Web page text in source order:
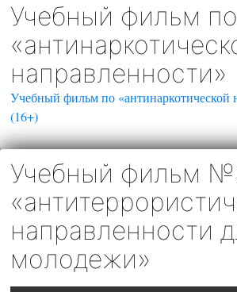
Учебный фильм по
направленности»
Учебный фильм по «антинаркотической
(16+)
Учебный фильм
направленности
молодежи»